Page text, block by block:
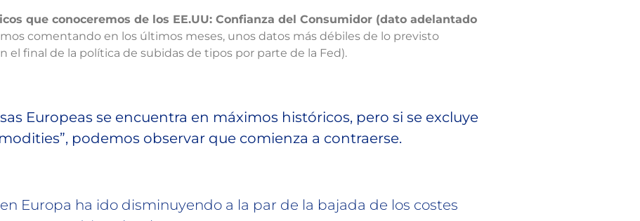
que conoceremos de los EE.UU: Confianza del Consumidor (dato adelantado
comentando en los últimos meses, unos datos más débiles de lo previsto
el final de la política de subidas de tipos por parte de la Fed).
Europeas se encuentra en máximos históricos, pero si se excluye
podemos observar que comienza a contraerse.
Europa ha ido disminuyendo a la par de la bajada de los costes